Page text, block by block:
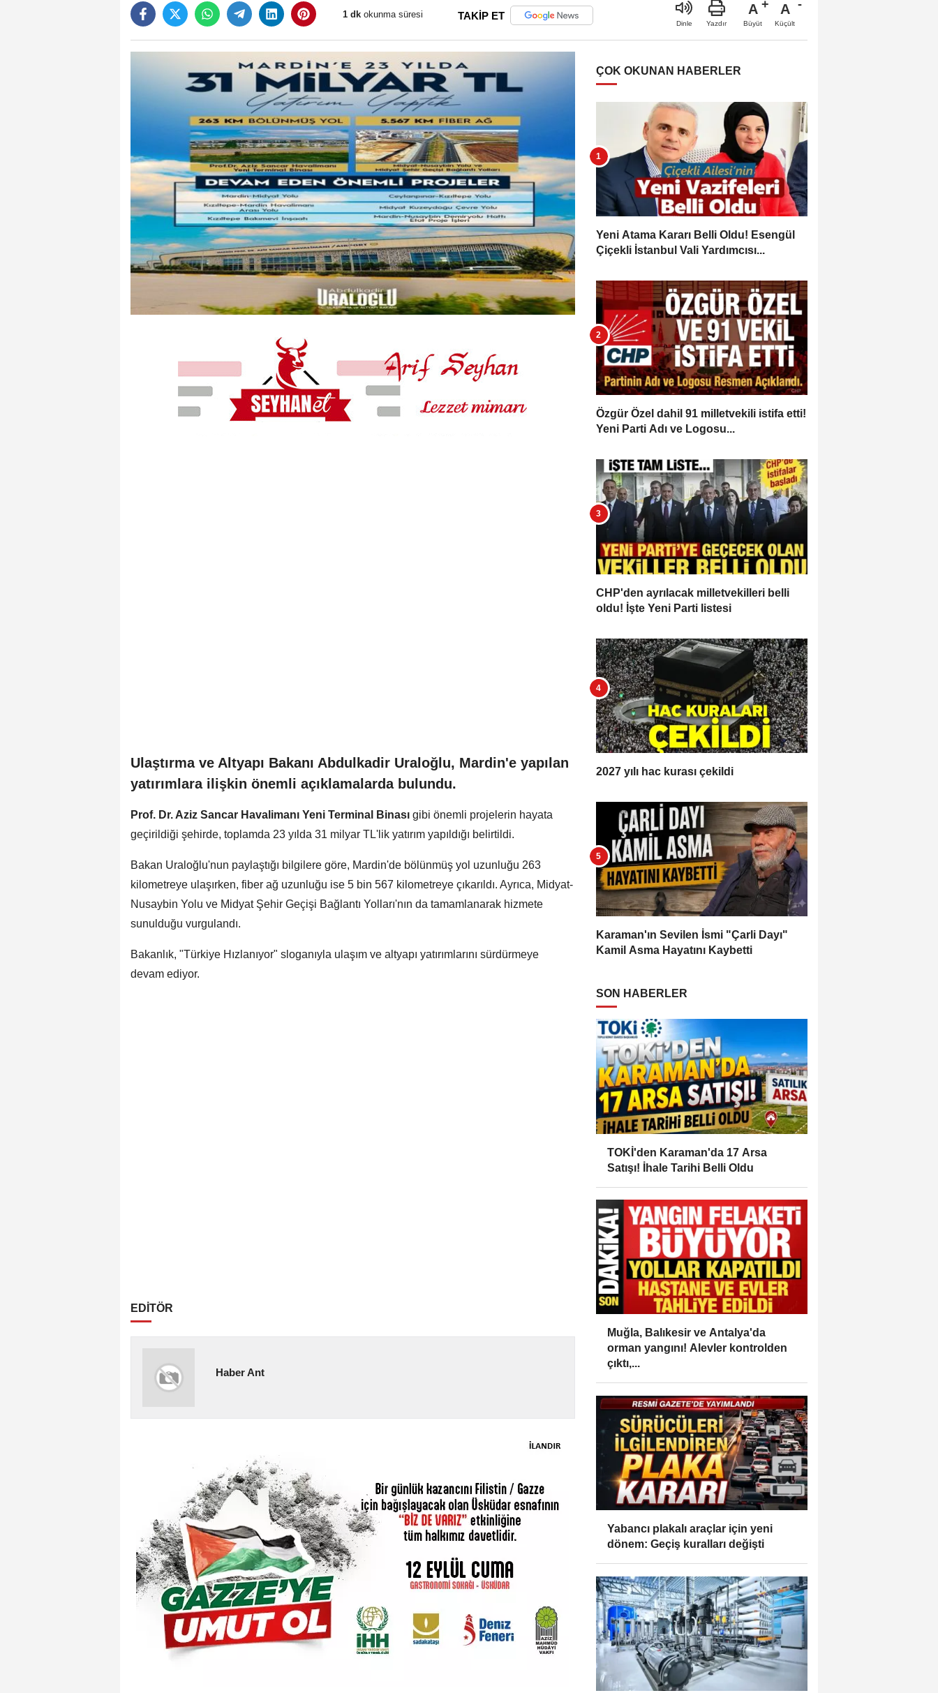
1 dk okunma süresi TAKİP ET
Dinle Yazdır
A
Büyüt
A
Küçült
Ulaştırma ve Altyapı Bakanı Abdulkadir Uraloğlu, Mardin'e yapılan
yatırımlara ilişkin önemli açıklamalarda bulundu.
Prof. Dr. Aziz Sancar Havalimanı Yeni Terminal Binası gibi önemli projelerin hayata
geçirildiği şehirde, toplamda 23 yılda 31 milyar TL'lik yatırım yapıldığı belirtildi.
Bakan Uraloğlu'nun paylaştığı bilgilere göre, Mardin'de bölünmüş yol uzunluğu 263
kilometreye ulaşırken, fiber ağ uzunluğu ise 5 bin 567 kilometreye çıkarıldı. Ayrıca, Midyat-
Nusaybin Yolu ve Midyat Şehir Geçişi Bağlantı Yolları'nın da tamamlanarak hizmete
sunulduğu vurgulandı.
Bakanlık, "Türkiye Hızlanıyor" sloganıyla ulaşım ve altyapı yatırımlarını sürdürmeye
devam ediyor.
EDİTÖR
Haber Ant
ÇOK OKUNAN HABERLER
Yeni Atama Kararı Belli Oldu! Esengül
Çiçekli İstanbul Vali Yardımcısı...
Özgür Özel dahil 91 milletvekili istifa etti!
Yeni Parti Adı ve Logosu...
CHP'den ayrılacak milletvekilleri belli
oldu! İşte Yeni Parti listesi
2027 yılı hac kurası çekildi
Karaman'ın Sevilen İsmi "Çarli Dayı"
Kamil Asma Hayatını Kaybetti
SON HABERLER
TOKİ'den Karaman'da 17 Arsa
Satışı! İhale Tarihi Belli Oldu
Muğla, Balıkesir ve Antalya'da
orman yangını! Alevler kontrolden
çıktı,...
Yabancı plakalı araçlar için yeni
dönem: Geçiş kuralları değişti